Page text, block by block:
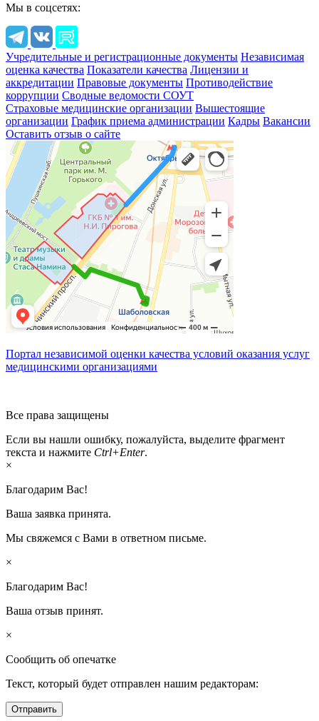
Мы в соцсетях:
Учредительные и регистрационные документы Независимая
оценка качества Показатели качества Лицензии и
аккредитации Правовые документы Противодействие
коррупции Сводные ведомости СОУТ
Страховые медицинские организации Вышестоящие
организации График приема администрации Кадры Вакансии
Оставить отзыв о сайте
Портал независимой оценки качества условий оказания услуг
медицинскими организациями
Все права защищены
Если вы нашли ошибку, пожалуйста, выделите фрагмент
текста и нажмите Ctrl+Enter.
×
Благодарим Вас!
Ваша заявка принята.
Мы свяжемся с Вами в ответном письме.
×
Благодарим Вас!
Ваша отзыв принят.
×
Сообщить об опечатке
Текст, который будет отправлен нашим редакторам:
Отправить